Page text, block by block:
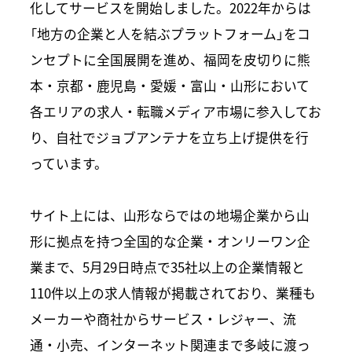
化してサービスを開始しました。2022年からは
「地方の企業と人を結ぶプラットフォーム」をコ
ンセプトに全国展開を進め、福岡を皮切りに熊
本・京都・鹿児島・愛媛・富山・山形において
各エリアの求人・転職メディア市場に参入してお
り、自社でジョブアンテナを立ち上げ提供を行
っています。
サイト上には、山形ならではの地場企業から山
形に拠点を持つ全国的な企業・オンリーワン企
業まで、5月29日時点で35社以上の企業情報と
110件以上の求人情報が掲載されており、業種も
メーカーや商社からサービス・レジャー、流
通・小売、インターネット関連まで多岐に渡っ